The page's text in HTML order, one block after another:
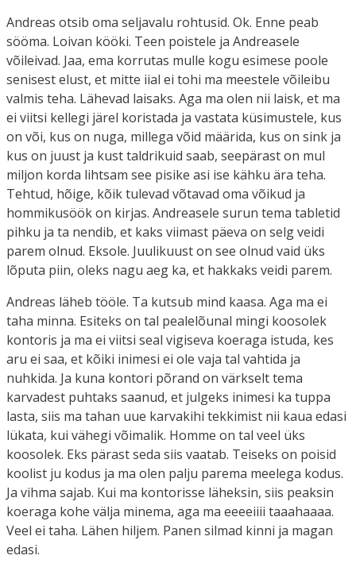
Andreas otsib oma seljavalu rohtusid. Ok. Enne peab
sööma. Loivan kööki. Teen poistele ja Andreasele
võileivad. Jaa, ema korrutas mulle kogu esimese poole
senisest elust, et mitte iial ei tohi ma meestele võileibu
valmis teha. Lähevad laisaks. Aga ma olen nii laisk, et ma
ei viitsi kellegi järel koristada ja vastata küsimustele, kus
on või, kus on nuga, millega võid määrida, kus on sink ja
kus on juust ja kust taldrikuid saab, seepärast on mul
miljon korda lihtsam see pisike asi ise kähku ära teha.
Tehtud, hõige, kõik tulevad võtavad oma võikud ja
hommikusöök on kirjas. Andreasele surun tema tabletid
pihku ja ta nendib, et kaks viimast päeva on selg veidi
parem olnud. Eksole. Juulikuust on see olnud vaid üks
lõputa piin, oleks nagu aeg ka, et hakkaks veidi parem.
Andreas läheb tööle. Ta kutsub mind kaasa. Aga ma ei
taha minna. Esiteks on tal pealelõunal mingi koosolek
kontoris ja ma ei viitsi seal vigiseva koeraga istuda, kes
aru ei saa, et kõiki inimesi ei ole vaja tal vahtida ja
nuhkida. Ja kuna kontori põrand on värkselt tema
karvadest puhtaks saanud, et julgeks inimesi ka tuppa
lasta, siis ma tahan uue karvakihi tekkimist nii kaua edasi
lükata, kui vähegi võimalik. Homme on tal veel üks
koosolek. Eks pärast seda siis vaatab. Teiseks on poisid
koolist ju kodus ja ma olen palju parema meelega kodus.
Ja vihma sajab. Kui ma kontorisse läheksin, siis peaksin
koeraga kohe välja minema, aga ma eeeeiiii taaahaaaa.
Veel ei taha. Lähen hiljem. Panen silmad kinni ja magan
edasi.